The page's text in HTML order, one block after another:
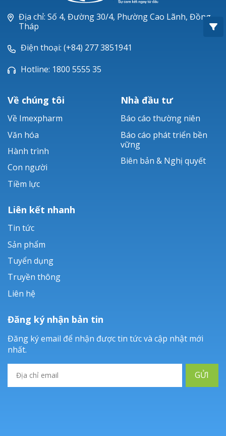
Piperacillin
Ticarlinat®
Zobacta®
Bacsulfo®
Địa chỉ: Số 4, Đường 30/4, Phường Cao Lãnh, Đồng
Tháp
Điện thoại: (+84) 277 3851941
Hotline: 1800 5555 35
Về chúng tôi
Về Imexpharm
Văn hóa
Hành trình
Con người
Tiềm lực
Nhà đầu tư
Báo cáo thường niên
Báo cáo phát triển bền
vững
Biên bản & Nghị quyết
Liên kết nhanh
Tin tức
Sản phẩm
Tuyển dụng
Truyền thông
Liên hệ
Đăng ký nhận bản tin
Đăng ký email để nhận được tin tức và cập nhật mới
nhất.
GỬI